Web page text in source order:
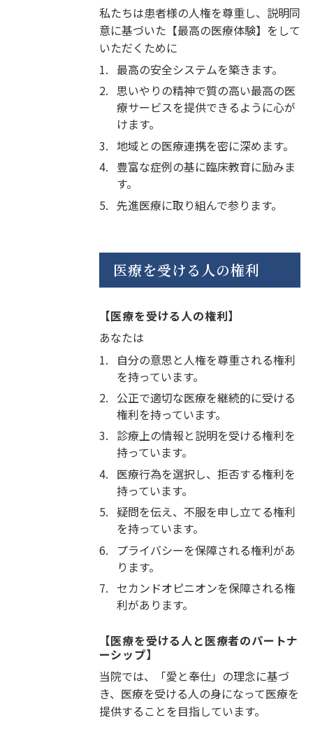
私たちは患者様の人権を尊重し、説明同
意に基づいた【最高の医療体験】をして
いただくために
1. 最高の安全システムを築きます。
2. 思いやりの精神で質の高い最高の医
療サービスを提供できるように心が
けます。
3. 地域との医療連携を密に深めます。
4. 豊富な症例の基に臨床教育に励みま
す。
5. 先進医療に取り組んで参ります。
医療を受ける人の権利
【医療を受ける人の権利】
あなたは
1.
自分の意思と人権を尊重される権利
を持っています。
2. 公正で適切な医療を継続的に受ける
権利を持っています。
3. 診療上の情報と説明を受ける権利を
持っています。
4. 医療行為を選択し、拒否する権利を
持っています。
5. 疑問を伝え、不服を申し立てる権利
を持っています。
6.
プライバシーを保障される権利があ
ります。
7. セカンドオピニオンを保障される権
利があります。
【医療を受ける人と医療者のパートナ
ーシップ】
当院では、「愛と奉仕」の理念に基づ
き、医療を受ける人の身になって医療を
提供することを目指しています。